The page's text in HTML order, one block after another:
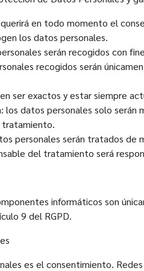
en todo momento el
los datos personales.
serán recogidos con
recogidos serán
ser exactos y estar siempre
datos personales solo
tratamiento.
personales serán tratados de
del tratamiento será
informáticos son
9 del RGPD.
es el consentimiento.